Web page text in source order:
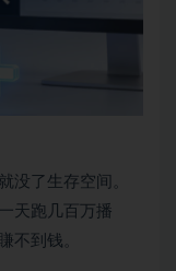
没了生存空间。
天跑几百万播
不到钱。